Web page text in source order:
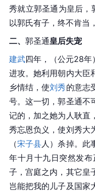
秀就立郭圣通为皇后，
以郭氏有子，终不肯当
二、 郭圣通皇后失宠
建武四年，（公元28年
进攻。她利用朝内大臣
乡情结，使刘秀的意志
号。这一切，郭圣通不
记的，加之她为人耿直
秀忘恩负义，使刘秀大
（宋子县人）杀掉。此
年十月十九日突然发
子，宫庭之内，其它皇
岂能把我的儿子及国家